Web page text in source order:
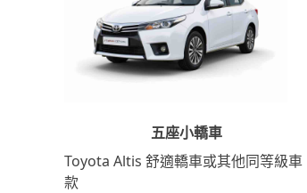
五座小轎車
Toyota Altis 舒適轎車或其他同等級車
款